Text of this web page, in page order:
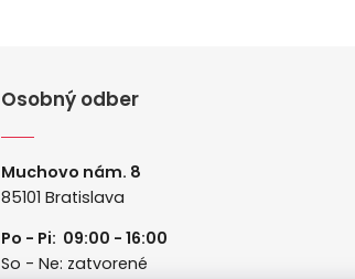
Osobný odber
Muchovo nám. 8
85101 Bratislava
Po - Pi: 09:00 - 16:00
So - Ne: zatvorené